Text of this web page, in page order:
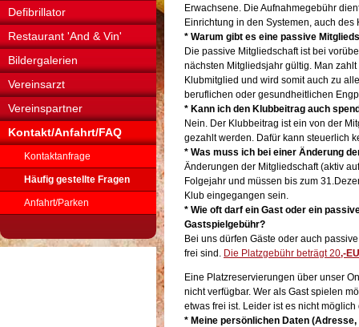
Defibrillator
Restaurant 'And & Vin'
Bildergalerien
Vereinsarzt
Vereinspartner
Kontakt/Anfahrt/FAQ
Kontaktanfrage
Häufig gestellte Fragen
Anfahrt/Parken
Erwachsene. Die Aufnahmegebühr
Einrichtung in den Systemen, auch des
* Warum gibt es eine passive
Die passive Mitgliedschaft ist bei
nächsten Mitgliedsjahr gültig. Man
Klubmitglied und wird somit auch zu
beruflichen oder gesundheitlichen
* Kann ich den Klubbeitrag auch
Nein. Der Klubbeitrag ist ein von der
gezahlt werden. Dafür kann steuerlich
* Was muss ich bei einer Änderung
Änderungen der Mitgliedschaft (aktiv
Folgejahr und müssen bis zum
Klub eingegangen sein.
* Wie oft darf ein Gast oder ein
Gastspielgebühr?
Bei uns dürfen Gäste oder auch
frei sind. Die Platzgebühr beträgt 20,-
Eine Platzreservierungen über unser
nicht verfügbar. Wer als Gast spielen
etwas frei ist. Leider ist es nicht
* Meine persönlichen Daten